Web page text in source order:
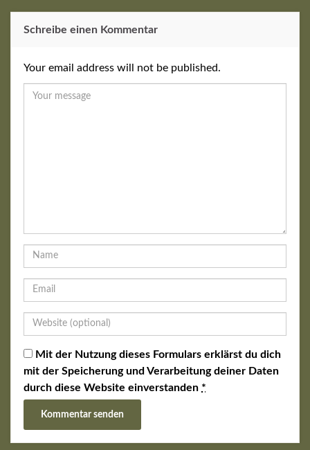
Schreibe einen Kommentar
Your email address will not be published.
Mit der Nutzung dieses Formulars erklärst du dich
mit der Speicherung und Verarbeitung deiner Daten
durch diese Website einverstanden *